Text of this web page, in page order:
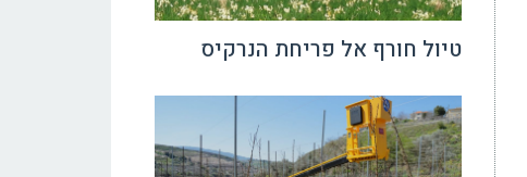
טיול חורף אל פריחת הנרקיס